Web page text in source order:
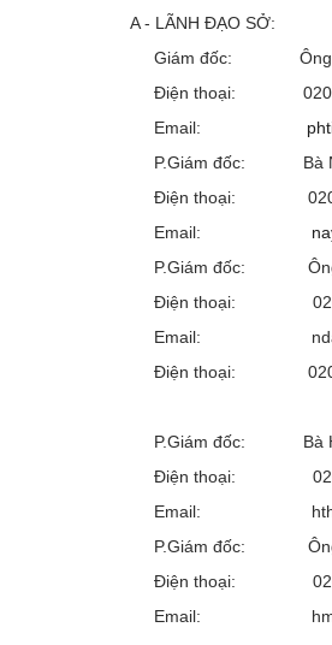
A - LÃNH ĐẠO SỞ:
Giám đốc: Ông
Điện thoại:
Email:
P.Giám đốc: Bà
Điện thoại:
Email:
P.Giám đốc: Ông
Điện thoại:
Email:
Điện thoại:
P.Giám đốc: Bà
Điện thoại:
Email:
P.Giám đốc: Ông
Điện thoại:
Email: